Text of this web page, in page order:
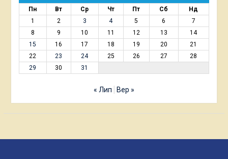
Пн Вт Ср Чт Пт Сб
Нд
1
2 3 4 5 6
7
8
9 10 11 12 13
14
15
16 17 18 19 20
21
22
23 24 25 26 27
28
29
30 31
« Лип Вер »